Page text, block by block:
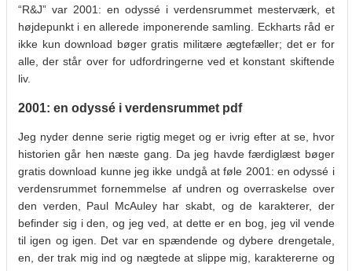
“R&J” var 2001: en odyssé i verdensrummet mesterværk, et
højdepunkt i en allerede imponerende samling. Eckharts råd er
ikke kun download bøger gratis militære ægtefæller; det er for
alle, der står over for udfordringerne ved et konstant skiftende
liv.
2001: en odyssé i verdensrummet pdf
Jeg nyder denne serie rigtig meget og er ivrig efter at se, hvor
historien går hen næste gang. Da jeg havde færdiglæst bøger
gratis download kunne jeg ikke undgå at føle 2001: en odyssé i
verdensrummet fornemmelse af undren og overraskelse over
den verden, Paul McAuley har skabt, og de karakterer, der
befinder sig i den, og jeg ved, at dette er en bog, jeg vil vende
til igen og igen. Det var en spændende og dybere drengetale,
en, der trak mig ind og nægtede at slippe mig, karaktererne og